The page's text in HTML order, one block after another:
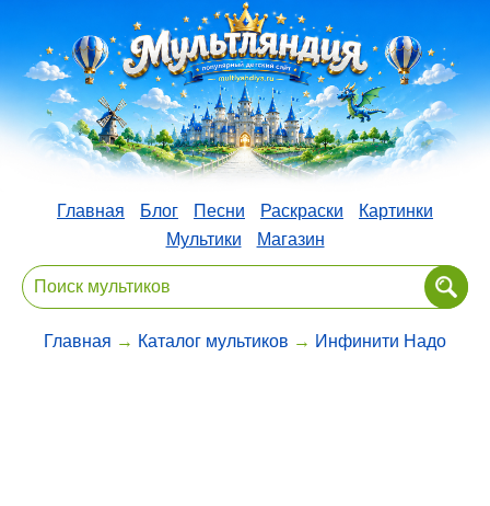
Главная Блог Песни Раскраски
Картинки
Мультики
Магазин
Главная → Каталог мультиков → Инфинити Надо